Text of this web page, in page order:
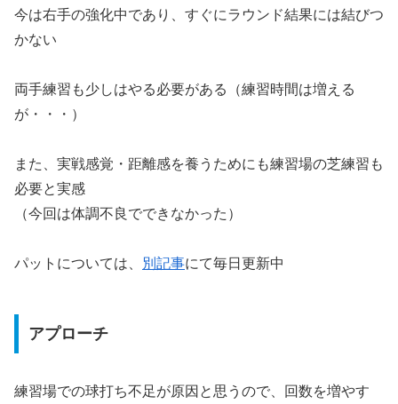
今は右手の強化中であり、すぐにラウンド結果には結びつ
かない
両手練習も少しはやる必要がある（練習時間は増える
が・・・）
また、実戦感覚・距離感を養うためにも練習場の芝練習も
必要と実感
（今回は体調不良でできなかった）
パットについては、 別記事にて毎日更新中
アプローチ
練習場での球打ち不足が原因と思うので、回数を増やす